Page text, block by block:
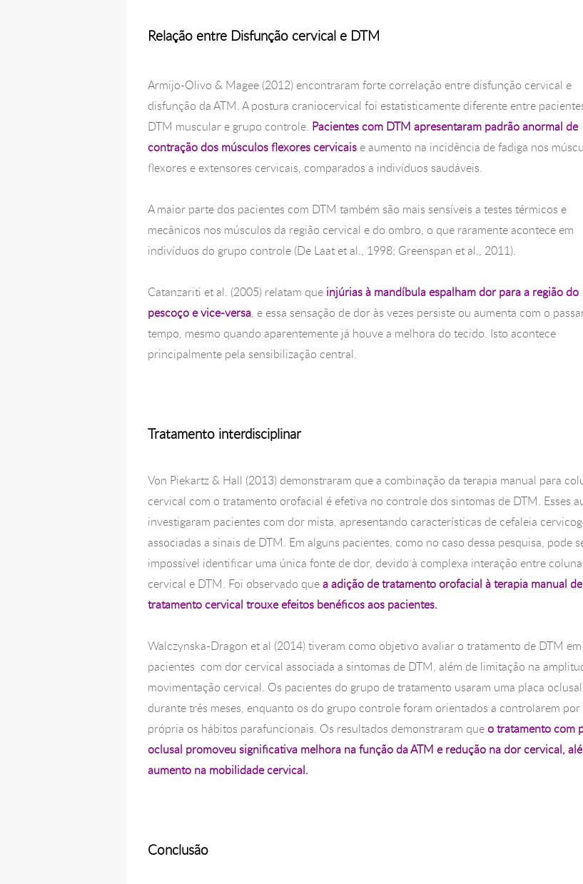
Relação entre Disfunção cervical e DTM
Armijo-Olivo & Magee (2012) encontraram forte correlação entre disfunção cervical e
disfunção da ATM. A postura craniocervical foi estatisticamente diferente entre
DTM muscular e grupo controle. Pacientes com DTM apresentaram padrão anormal de
contração dos músculos flexores cervicaise aumento na incidência de fadiga nos
flexores e extensores cervicais, comparados a indivíduos saudáveis.
A maior parte dos pacientes com DTM também são mais sensíveis a testes térmicos e
mecânicos nos músculos da região cervical e do ombro, o que raramente acontece em
indivíduos do grupo controle (De Laat et al., 1998; Greenspan et al., 2011).
Catanzariti et al. (2005) relatam que injúrias à mandíbula espalham dor para a região do
pescoço e vice-versa, e essa sensação de dor às vezes persiste ou aumenta com o
tempo, mesmo quando aparentemente já houve a melhora do tecido. Isto acontece
principalmente pela sensibilização central.
Tratamento interdisciplinar
Von Piekartz & Hall (2013) demonstraram que a combinação da terapia manual para
cervical com o tratamento orofacial é efetiva no controle dos sintomas de DTM. Esses
investigaram pacientes com dor mista, apresentando características de cefaleia
associadas a sinais de DTM. Em alguns pacientes, como no caso dessa pesquisa, pode
impossível identificar uma única fonte de dor, devido à complexa interação entre coluna
cervical e DTM. Foi observado quea adição de tratamento orofacial à terapia manual de
tratamento cervical trouxe efeitos benéficos aos pacientes.
Walczynska-Dragon et al (2014) tiveram como objetivo avaliar o tratamento de DTM em
pacientes com dor cervical associada a sintomas de DTM, além de limitação na
movimentação cervical. Os pacientes do grupo de tratamento usaram uma placa oclusal
durante três meses, enquanto os do grupo controle foram orientados a controlarem por
própria os hábitos parafuncionais. Os resultados demonstraram queo tratamento com
oclusal promoveu significativa melhora na função da ATM e redução na dor cervical,
aumento na mobilidade cervical.
Conclusão